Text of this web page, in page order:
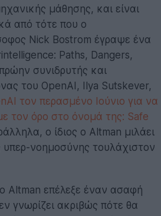
μάθησης, και είναι
από τότε που ο
Nick Bostrom έγραψε ένα
Paths, Dangers,
συνιδρυτής και
του OpenAI, Ilya Sutskever,
τον περασμένο Ιούνιο για να
με τον όρο στο όνομά της: Safe
ο ίδιος ο Altman μιλάει
υπερ-νοημοσύνης τουλάχιστον
Altman επέλεξε έναν ασαφή
γνωρίζει ακριβώς πότε θα